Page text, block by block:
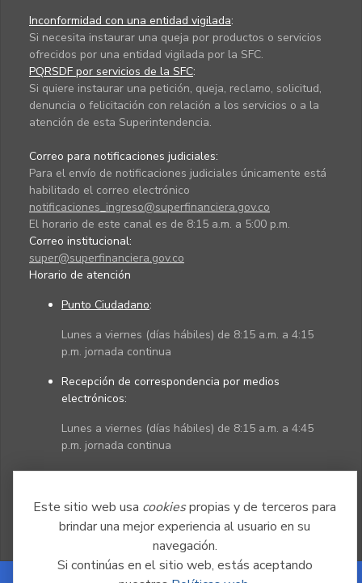
Este sitio web usa cookiespropias y de terceros para
brindar una mejor experiencia al usuario en su
navegación.
Si continúas en el sitio web, estás aceptando
Inconformidad con una entidad vigilada:
Si necesita instaurar una queja por productos o servicios
ofrecidos por una entidad vigilada por la SFC.
PQRSDF por servicios de la SFC:
Si quiere instaurar una petición, queja, reclamo, solicitud,
denuncia o felicitación con relación a los servicios o a la
atención de esta Superintendencia.
Correo para notificaciones judiciales:
Para el envío de notificaciones judiciales únicamente está
habilitado el correo electrónico
notificaciones_ingreso@superfinanciera.gov.co
El horario de este canal es de 8:15 a.m. a 5:00 p.m.
Correo institucional:
super@superfinanciera.gov.co
Horario de atención
Punto Ciudadano:
Lunes a viernes (días hábiles) de 8:15 a.m. a 4:15
p.m. jornada continua
Recepción de correspondencia por medios
electrónicos:
Lunes a viernes (días hábiles) de 8:15 a.m. a 4:45
p.m. jornada continua